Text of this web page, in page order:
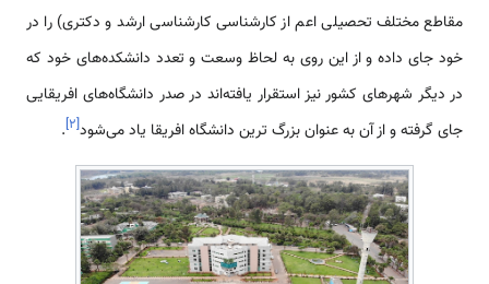
مقاطع مختلف تحصیلی اعم از کارشناسی کارشناسی ارشد و دکتری) را در
خود جای داده و از این روی به لحاظ وسعت و تعدد دانشکده‌های خود که
در دیگر شهرهای کشور نیز استقرار یافته‌اند در صدر دانشگاه‌های افریقایی
جای گرفته و از آن به عنوان بزرگ ترین دانشگاه افریقا یاد ‌می‌شود[۲]
.